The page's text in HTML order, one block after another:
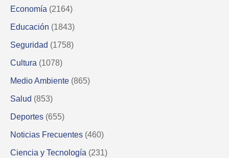
Economía (2164)
Educación (1843)
Seguridad (1758)
Cultura (1078)
Medio Ambiente (865)
Salud (853)
Deportes (655)
Noticias Frecuentes (460)
Ciencia y Tecnología (231)